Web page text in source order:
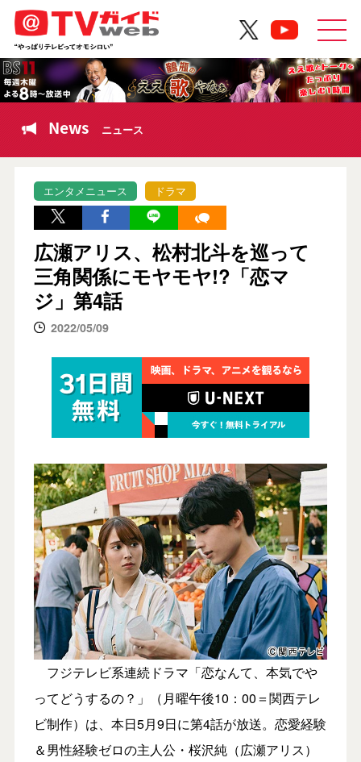
News ニュース
エンタメニュース ドラマ
広瀬アリス、松村北斗を巡って
三角関係にモヤモヤ!?「恋マ
ジ」第4話
2022/05/09
フジテレビ系連続ドラマ「恋なんて、本気でや
ってどうするの？」（月曜午後10：00＝関西テレ
ビ制作）は、本日5月9日に第4話が放送。恋愛経験
＆男性経験ゼロの主人公・桜沢純（広瀬アリス）